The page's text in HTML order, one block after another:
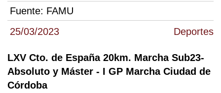
25/03/2023 Deportes
Fuente: FAMU
LXV Cto. de España 20km. Marcha Sub23-
Absoluto y Máster - I GP Marcha Ciudad de
Córdoba